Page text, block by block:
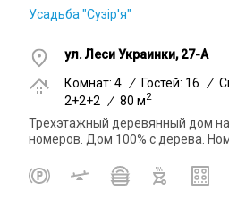
Усадьба "Сузір'я"
ул. Леси Украинки, 27-А
Комнат: 4 / Гостей: 16 /
2+2+2
/ 80 м2
Трехэтажный деревянный дом
номеров. Дом 100% с дерева.